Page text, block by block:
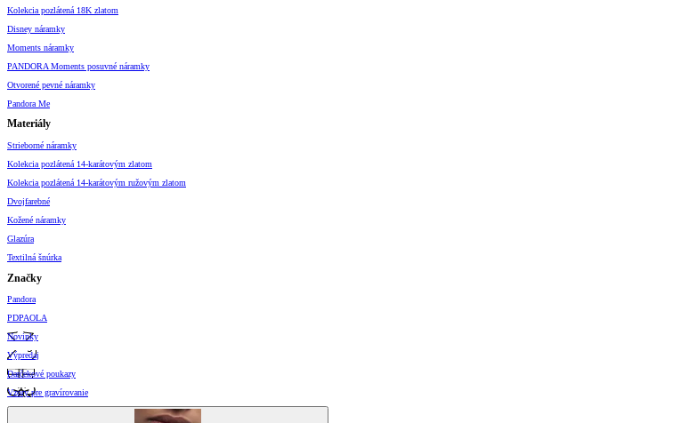
Kolekcia pozlátená 18K zlatom
Disney náramky
Moments náramky
PANDORA Moments posuvné náramky
Otvorené pevné náramky
Pandora Me
Materiály
Strieborné náramky
Kolekcia pozlátená 14-karátovým zlatom
Kolekcia pozlátená 14-karátovým ružovým zlatom
Dvojfarebné
Kožené náramky
Glazúra
Textilná šnúrka
Značky
Pandora
PDPAOLA
Novinky
Výpredaj
Darčekové poukazy
Vzory pre gravírovanie